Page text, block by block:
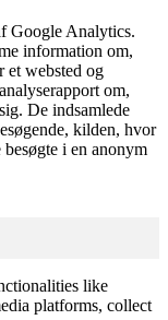
Google Analytics.
information om,
et websted og
om,
De indsamlede
kilden, hvor
i en anonym
like
platforms, collect